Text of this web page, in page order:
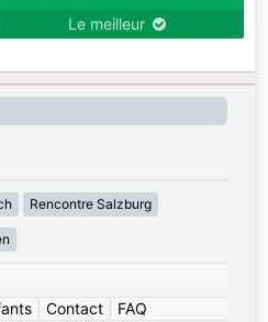
Le meilleur
Rencontre Salzburg
| Contact| FAQ